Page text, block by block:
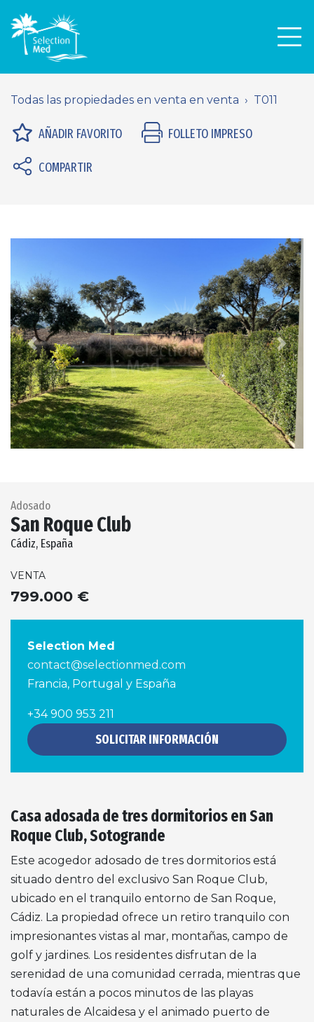
Todas las propiedades en venta en venta T011
AÑADIR FAVORITO FOLLETO IMPRESO
COMPARTIR
Previous Next
Adosado
San Roque Club
Cádiz, España
VENTA
799.000 €
Selection Med
contact@selectionmed.com
Francia, Portugal y España
+34 900 953 211
SOLICITAR INFORMACIÓN
Casa adosada de tres dormitorios en San
Roque Club, Sotogrande
Este acogedor adosado de tres dormitorios está
situado dentro del exclusivo San Roque Club,
ubicado en el tranquilo entorno de San Roque,
Cádiz. La propiedad ofrece un retiro tranquilo con
impresionantes vistas al mar, montañas, campo de
golf y jardines. Los residentes disfrutan de la
serenidad de una comunidad cerrada, mientras que
todavía están a pocos minutos de las playas
naturales de Alcaidesa y el animado puerto de